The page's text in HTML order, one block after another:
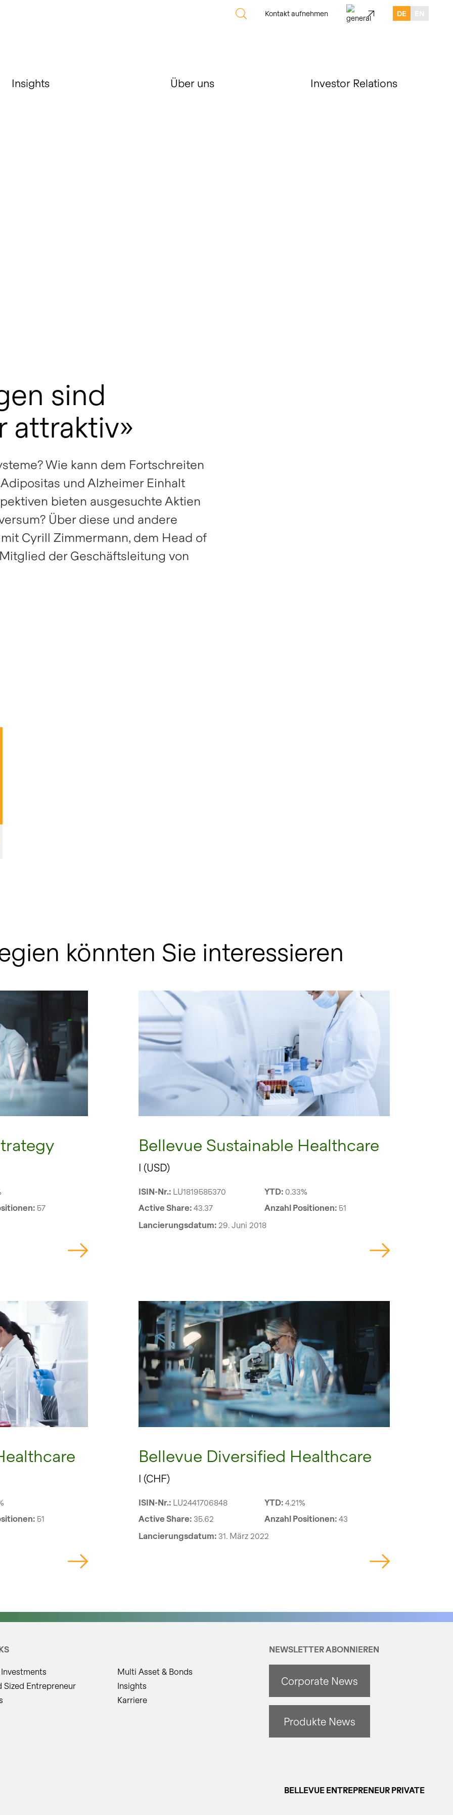
Kontakt aufnehmen DE
Insights Über uns Investor Relations
sind
attraktiv»
Wie kann dem Fortschreiten
und Alzheimer Einhalt
bieten ausgesuchte Aktien
Über diese und andere
Cyrill Zimmermann, dem Head of
der Geschäftsleitung von
HERUNTERLADEN
könnten Sie interessieren
57
Bellevue Sustainable Healthcare
I (USD)
ISIN-Nr.: LU1819585370 YTD: 0.33%
Active Share: 43.37 Anzahl Positionen: 51
Lancierungsdatum: 29. Juni 2018
51
Bellevue Diversified Healthcare
I (CHF)
ISIN-Nr.: LU2441706848 YTD: 4.21%
Active Share: 35.62 Anzahl Positionen: 43
Lancierungsdatum: 31. März 2022
Sized Entrepreneur
Multi Asset & Bonds
Insights
Karriere
NEWSLETTER ABONNIEREN
Corporate News
Produkte News
BELLEVUE ENTREPRENEUR PRIVATE